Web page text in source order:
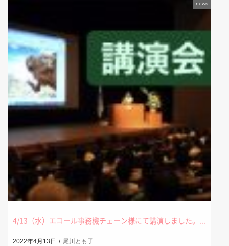
news
4/13（水）エコール事務機チェーン様にて講演しました。...
2022年4月13日 尾川とも子